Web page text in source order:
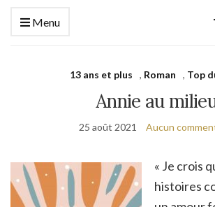
Menu
13 ans et plus , Roman , Top
Annie au
25 août 2021 Aucun
« Je crois
histoires